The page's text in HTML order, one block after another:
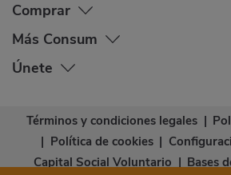
Comprar
Más Consum
Únete
Términos y condiciones legales |
| Política de cookies |
Capital Social Voluntario | Bases